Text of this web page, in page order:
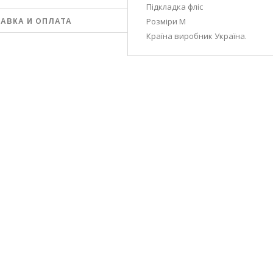
И ОПЛАТА
Підкладка фліс
Розміри M
Країна виробник Україна.